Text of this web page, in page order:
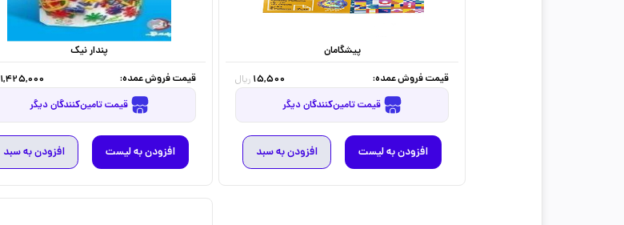
پیشگامان
قیمت فروش عمده:
15,500 ریال
قیمت تامین‌کنندگان دیگر
افزودن به لیست افزودن به سبد
پندار نیک
قیمت فروش عمده:
1,425,000
قیمت تامین‌کنندگان دیگر
افزودن به لیست افزودن به سبد